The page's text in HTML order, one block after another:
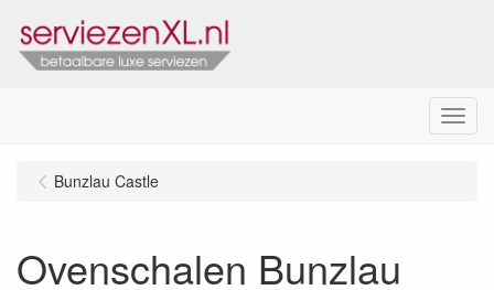
Menu
Bunzlau Castle
Ovenschalen Bunzlau